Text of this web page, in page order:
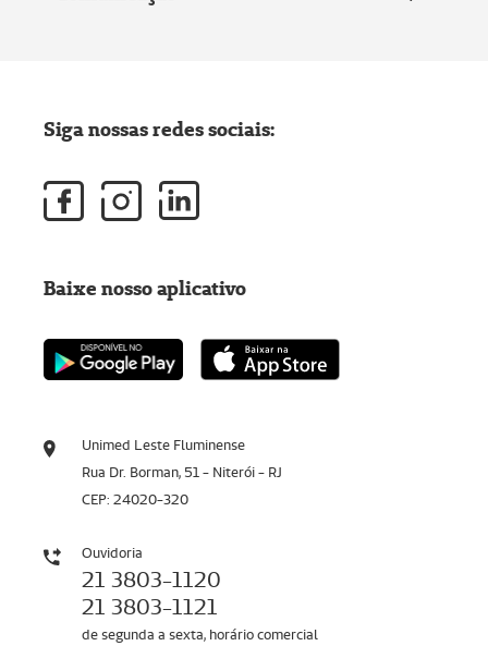
Unimed Leste Fluminense
Rua Dr. Borman, 51 - Niterói - RJ
CEP: 24020-320
Ouvidoria
21 3803-1120
21 3803-1121
de segunda a sexta, horário comercial
Siga nossas redes sociais:
Baixe nosso aplicativo